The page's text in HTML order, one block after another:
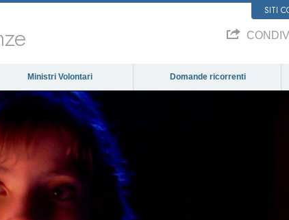
SITI
Ministri Volontari Domande ricorrenti